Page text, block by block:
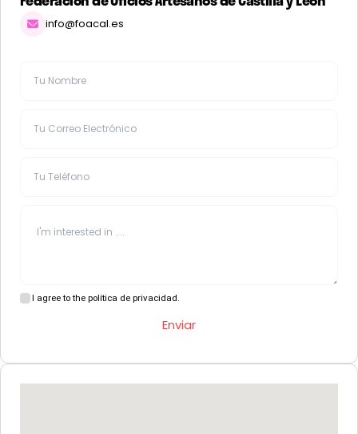
info@foacal.es
I agree to the política de privacidad.
Enviar